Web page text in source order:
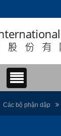
Các bộ phận dập